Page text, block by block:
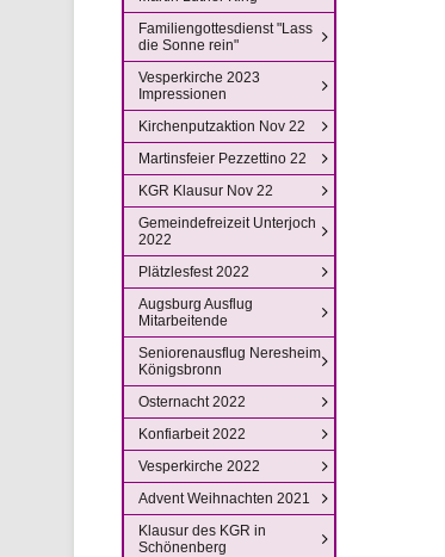
Familiengottesdienst "Lass
die Sonne rein"
Vesperkirche 2023
Impressionen
Kirchenputzaktion Nov 22
Martinsfeier Pezzettino 22
KGR Klausur Nov 22
Gemeindefreizeit Unterjoch
2022
Plätzlesfest 2022
Augsburg Ausflug
Mitarbeitende
Seniorenausflug Neresheim
Königsbronn
Osternacht 2022
Konfiarbeit 2022
Vesperkirche 2022
Advent Weihnachten 2021
Klausur des KGR in
Schönenberg